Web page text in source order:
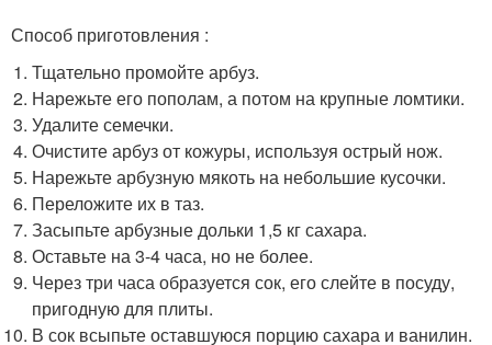
Способ приготовления :
Тщательно промойте арбуз.
Нарежьте его пополам, а потом на крупные ломтики.
Удалите семечки.
Очистите арбуз от кожуры, используя острый нож.
Нарежьте арбузную мякоть на небольшие кусочки.
Переложите их в таз.
Засыпьте арбузные дольки 1,5 кг сахара.
Оставьте на 3-4 часа, но не более.
Через три часа образуется сок, его слейте в посуду,
пригодную для плиты.
В сок всыпьте оставшуюся порцию сахара и ванилин.